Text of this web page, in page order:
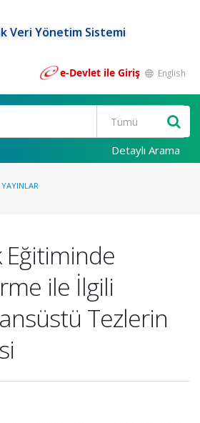
Veri Yönetim Sistemi
e-Devlet ile Giriş English
Detaylı Arama
ile İlgili
Tezlerin